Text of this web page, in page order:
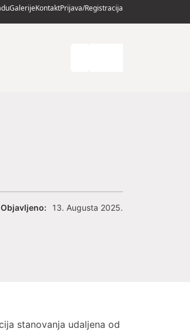
GalerijeKontaktPrijava/Registracija
Objavljeno: 13. Augusta 2025.
stanovanja udaljena od